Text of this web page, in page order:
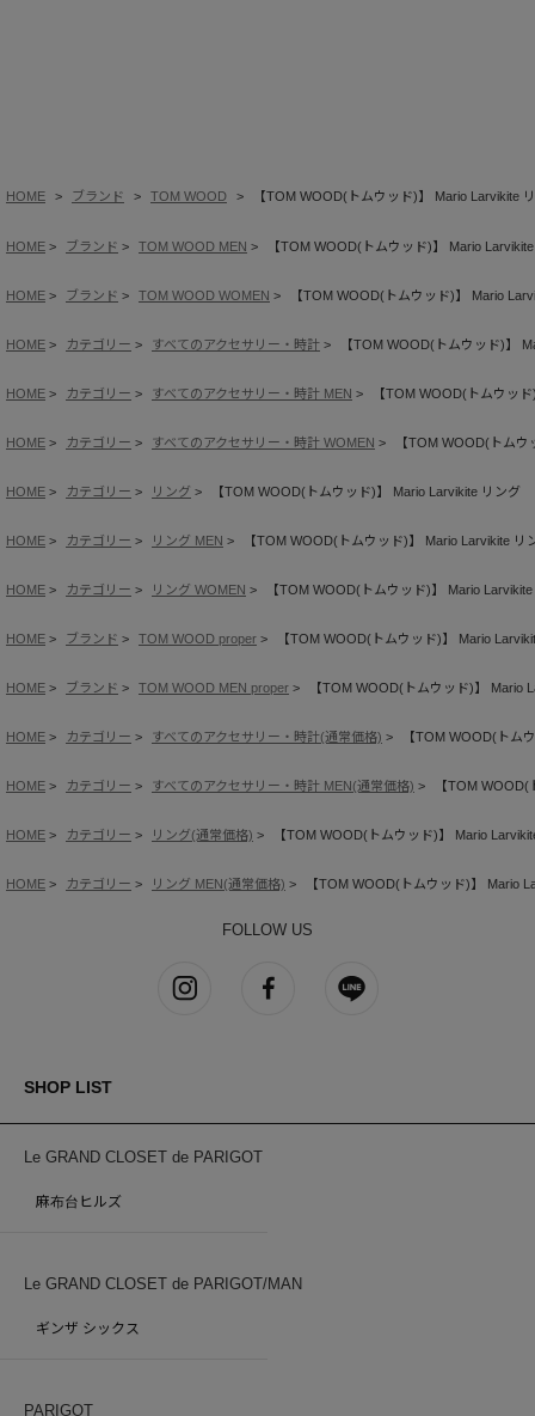
HOME ブランド TOM WOOD 【TOM WOOD(トムウッド)】 Mario Larvikite
HOME ブランド TOM WOOD MEN 【TOM WOOD(トムウッド)】 Mario
HOME ブランド TOM WOOD WOMEN 【TOM WOOD(トムウッド)】 Mario
HOME カテゴリー すべてのアクセサリー・時計 【TOM WOOD(トムウッド)】
HOME カテゴリー すべてのアクセサリー・時計 MEN 【TOM WOOD(トムウッ
HOME カテゴリー すべてのアクセサリー・時計 WOMEN 【TOM WOOD(トム
HOME カテゴリー リング 【TOM WOOD(トムウッド)】 Mario Larvikite リング
HOME カテゴリー リング MEN 【TOM WOOD(トムウッド)】 Mario Larvikite リ
HOME カテゴリー リング WOMEN 【TOM WOOD(トムウッド)】 Mario
HOME ブランド TOM WOOD proper 【TOM WOOD(トムウッド)】 Mario
HOME ブランド TOM WOOD MEN proper 【TOM WOOD(トムウッド)】 Mario
HOME カテゴリー すべてのアクセサリー・時計(通常価格) 【TOM WOOD(トム
HOME カテゴリー すべてのアクセサリー・時計 MEN(通常価格) 【TOM
HOME カテゴリー リング(通常価格) 【TOM WOOD(トムウッド)】 Mario
HOME カテゴリー リング MEN(通常価格) 【TOM WOOD(トムウッド)】 Mario
FOLLOW US
SHOP LIST
Le GRAND CLOSET de PARIGOT
麻布台ヒルズ
Le GRAND CLOSET de PARIGOT/MAN
ギンザ シックス
PARIGOT